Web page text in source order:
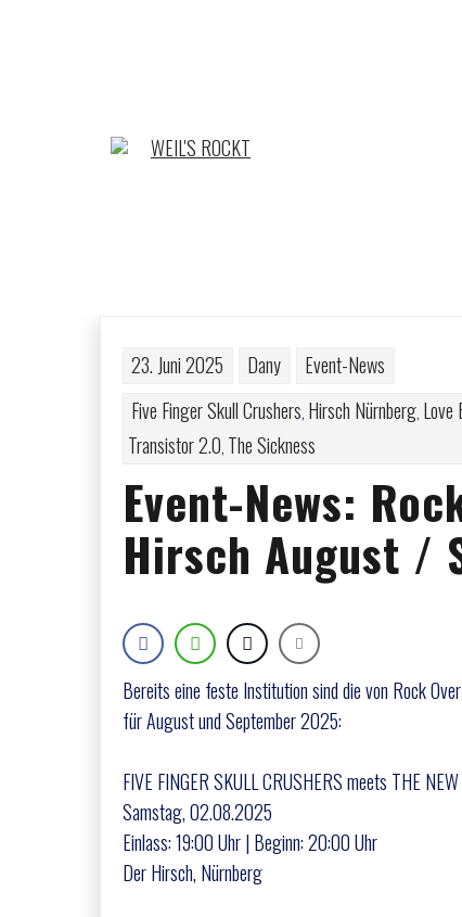
23. Juni 2025 Dany
Event-News
Five Finger Skull Crushers, Hirsch Nürnberg, Love
Transistor 2.0, The Sickness
Event-News:
Hirsch August /
Bereits eine feste Institution sind die von Rock
für August und September 2025:
FIVE FINGER SKULL CRUSHERS meets THE
Samstag, 02.08.2025
Einlass: 19:00 Uhr | Beginn: 20:00 Uhr
Der Hirsch, Nürnberg